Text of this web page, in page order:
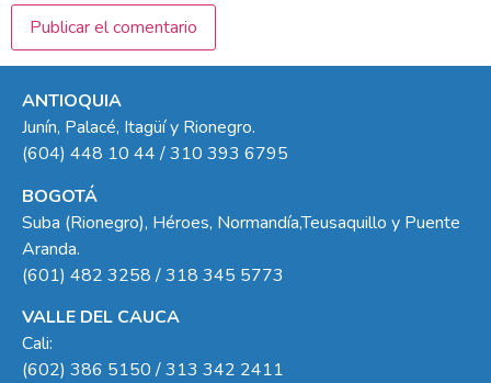
ANTIOQUIA
Junín, Palacé, Itagüí y Rionegro.
(604) 448 10 44 / 310 393 6795
BOGOTÁ
Suba (Rionegro), Héroes, Normandía,Teusaquillo y Puente
Aranda.
(601) 482 3258 / 318 345 5773
VALLE DEL CAUCA
Cali:
(602) 386 5150 / 313 342 2411